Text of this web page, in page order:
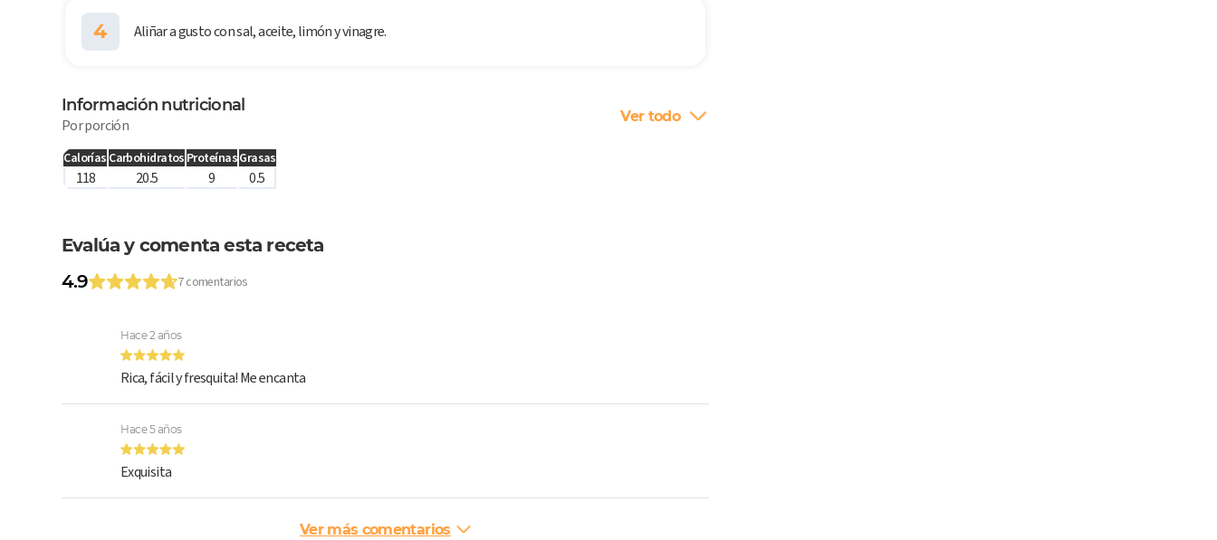
4 Aliñar a gusto con sal, aceite, limón y vinagre.
Información nutricional
Por porción Ver todo
Calorías Carbohidratos ProteínasGrasas
118 20.5 9 0.5
Evalúa y comenta esta receta
4.9
7 comentarios
Hace 2 años
Rica, fácil y fresquita! Me encanta
Hace 5 años
Exquisita
Ver más comentarios